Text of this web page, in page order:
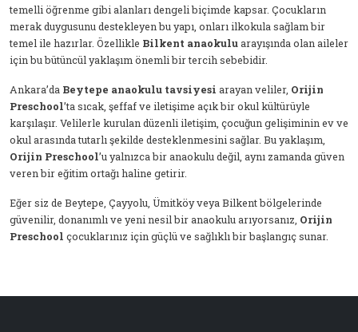
temelli öğrenme gibi alanları dengeli biçimde kapsar. Çocukların
merak duygusunu destekleyen bu yapı, onları ilkokula sağlam bir
temel ile hazırlar. Özellikle Bilkent anaokuluarayışında olan aileler
için bu bütüncül yaklaşım önemli bir tercih sebebidir.
Ankara’da Beytepe anaokulu tavsiyesi arayan veliler, Orijin
Preschool’ta sıcak, şeffaf ve iletişime açık bir okul kültürüyle
karşılaşır. Velilerle kurulan düzenli iletişim, çocuğun gelişiminin ev ve
okul arasında tutarlı şekilde desteklenmesini sağlar. Bu yaklaşım,
Orijin Preschool’u yalnızca bir anaokulu değil, aynı zamanda güven
veren bir eğitim ortağı haline getirir.
Eğer siz de Beytepe, Çayyolu, Ümitköy veya Bilkent bölgelerinde
güvenilir, donanımlı ve yeni nesil bir anaokulu arıyorsanız, Orijin
Preschool çocuklarınız için güçlü ve sağlıklı bir başlangıç sunar.